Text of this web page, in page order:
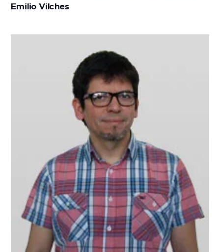
Emilio Vilches